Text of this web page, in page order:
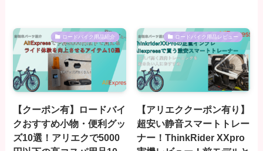
ロードバイク用品紹介
【クーポン有】ロードバイ
クおすすめ小物・便利グッ
ズ10選！アリエクで5000
ロードバイク用品レビュー
【アリエククーポン有り】
超安い静音スマートトレー
ナー！ThinkRider XXpro